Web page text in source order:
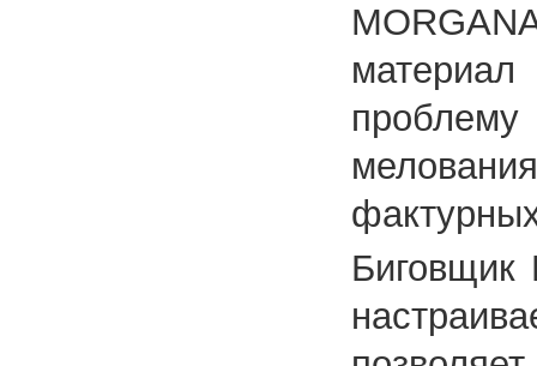
Биговщик